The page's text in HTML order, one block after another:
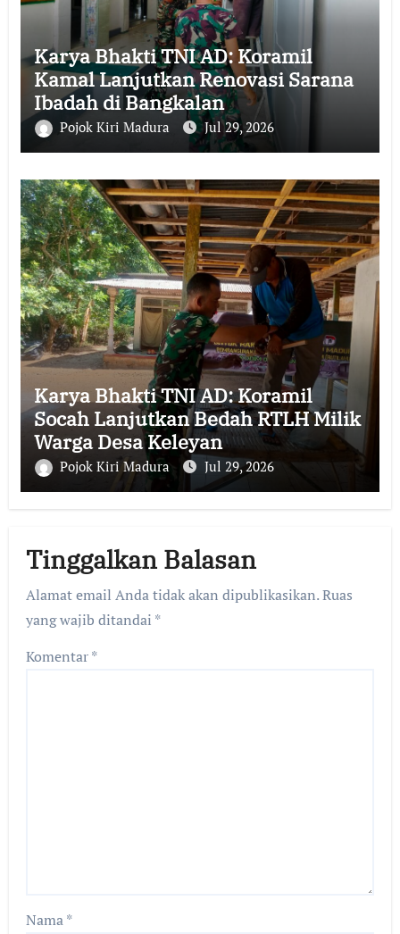
Karya Bhakti TNI AD: Koramil
Kamal Lanjutkan Renovasi Sarana
Ibadah di Bangkalan
Pojok Kiri Madura Jul 29, 2026
Karya Bhakti TNI AD: Koramil
Socah Lanjutkan Bedah RTLH Milik
Warga Desa Keleyan
Pojok Kiri Madura Jul 29, 2026
Tinggalkan Balasan
Alamat email Anda tidak akan dipublikasikan.Ruas
yang wajib ditandai *
Komentar*
Nama*